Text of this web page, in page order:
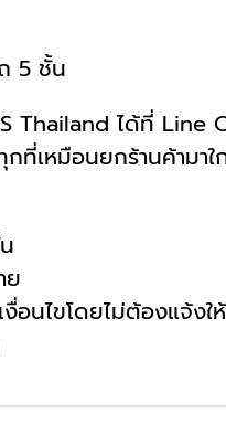
5 ชั้น
Thailand ได้ที่
ที่เหมือนยกร้านค้ามา
ย
นไขโดยไม่ต้องแจ้งใ